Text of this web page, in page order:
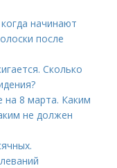
начинают
после
Сколько
на 8 марта. Каким
не должен